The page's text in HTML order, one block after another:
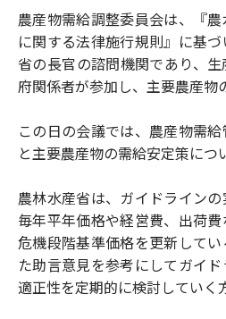
農産物需給調整委員会は、『
に関する法律施行規則』に基
省の長官の諮問機関であり、
府関係者が参加し、主要農産物
この日の会議では、農産物需
と主要農産物の需給安定策につ
農林水産省は、ガイドラインの
毎年平年価格や経営費、出荷
危機段階基準価格を更新して
た助言意見を参考にしてガイ
適正性を定期的に検討していく